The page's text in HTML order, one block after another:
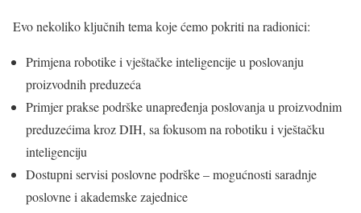
Evo nekoliko ključnih tema koje ćemo pokriti na radionici:
Primjena robotike i vještačke inteligencije u poslovanju
proizvodnih preduzeća
Primjer prakse podrške unapređenja poslovanja u proizvodnim
preduzećima kroz DIH, sa fokusom na robotiku i vještačku
inteligenciju
Dostupni servisi poslovne podrške – mogućnosti saradnje
poslovne i akademske zajednice